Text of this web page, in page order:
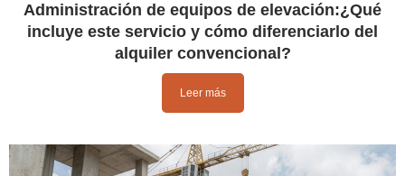
Administración de equipos de elevación:¿Qué
incluye este servicio y cómo diferenciarlo del
alquiler convencional?
Leer más